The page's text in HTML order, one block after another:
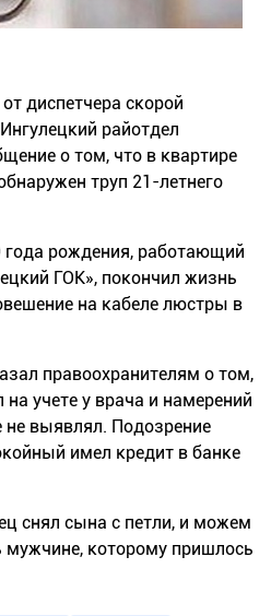
диспетчера скорой
райотдел
о том, что в квартире
труп 21-летнего
года рождения, работающий
ГОК», покончил жизнь
на кабеле люстры в
правоохранителям о том,
на учете у врача и намерений
не выявлял. Подозрение
имел кредит в банке
снял сына с петли, и можем
мужчине, которому пришлось